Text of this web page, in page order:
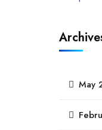
May